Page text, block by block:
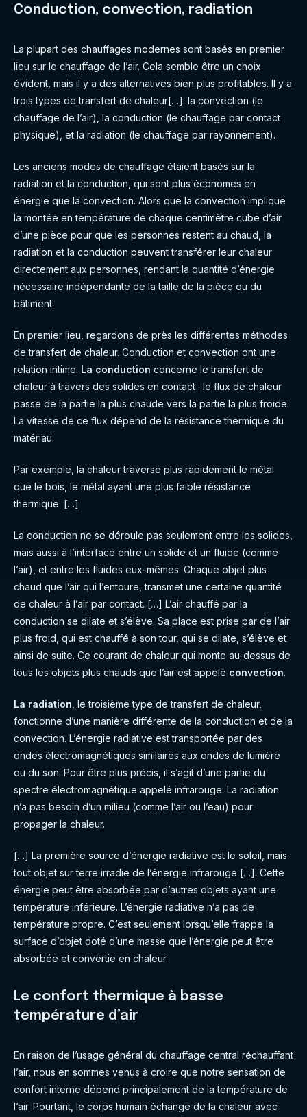
Conduction, convection, radiation
La plupart des chauffages modernes sont basés en premier
lieu sur le chauffage de l’air. Cela semble être un choix
évident, mais il y a des alternatives bien plus profitables. Il y a
trois types de transfert de chaleur[…]: la convection (le
chauffage de l’air), la conduction (le chauffage par contact
physique), et la radiation (le chauffage par rayonnement).
Les anciens modes de chauffage étaient basés sur la
radiation et la conduction, qui sont plus économes en
énergie que la convection. Alors que la convection implique
la montée en température de chaque centimètre cube d’air
d’une pièce pour que les personnes restent au chaud, la
radiation et la conduction peuvent transférer leur chaleur
directement aux personnes, rendant la quantité d’énergie
nécessaire indépendante de la taille de la pièce ou du
bâtiment.
En premier lieu, regardons de près les différentes méthodes
de transfert de chaleur. Conduction et convection ont une
relation intime. La conduction concerne le transfert de
chaleur à travers des solides en contact : le flux de chaleur
passe de la partie la plus chaude vers la partie la plus froide.
La vitesse de ce flux dépend de la résistance thermique du
matériau.
Par exemple, la chaleur traverse plus rapidement le métal
que le bois, le métal ayant une plus faible résistance
thermique. […]
La conduction ne se déroule pas seulement entre les solides,
mais aussi à l’interface entre un solide et un fluide (comme
l’air), et entre les fluides eux-mêmes. Chaque objet plus
chaud que l’air qui l’entoure, transmet une certaine quantité
de chaleur à l’air par contact. […] L’air chauffé par la
conduction se dilate et s’élève. Sa place est prise par de l’air
plus froid, qui est chauffé à son tour, qui se dilate, s’élève et
ainsi de suite. Ce courant de chaleur qui monte au-dessus de
tous les objets plus chauds que l’air est appelé convection.
La radiation , le troisième type de transfert de chaleur,
fonctionne d’une manière différente de la conduction et de la
convection. L’énergie radiative est transportée par des
ondes électromagnétiques similaires aux ondes de lumière
ou du son. Pour être plus précis, il s’agit d’une partie du
spectre électromagnétique appelé infrarouge. La radiation
n’a pas besoin d’un milieu (comme l’air ou l’eau) pour
propager la chaleur.
[…] La première source d’énergie radiative est le soleil, mais
tout objet sur terre irradie de l’énergie infrarouge […]. Cette
énergie peut être absorbée par d’autres objets ayant une
température inférieure. L’énergie radiative n’a pas de
température propre. C’est seulement lorsqu’elle frappe la
surface d’objet doté d’une masse que l’énergie peut être
absorbée et convertie en chaleur.
Le confort thermique à basse
température d’air
En raison de l’usage général du chauffage central réchauffant
l’air, nous en sommes venus à croire que notre sensation de
confort interne dépend principalement de la température de
l’air. Pourtant, le corps humain échange de la chaleur avec